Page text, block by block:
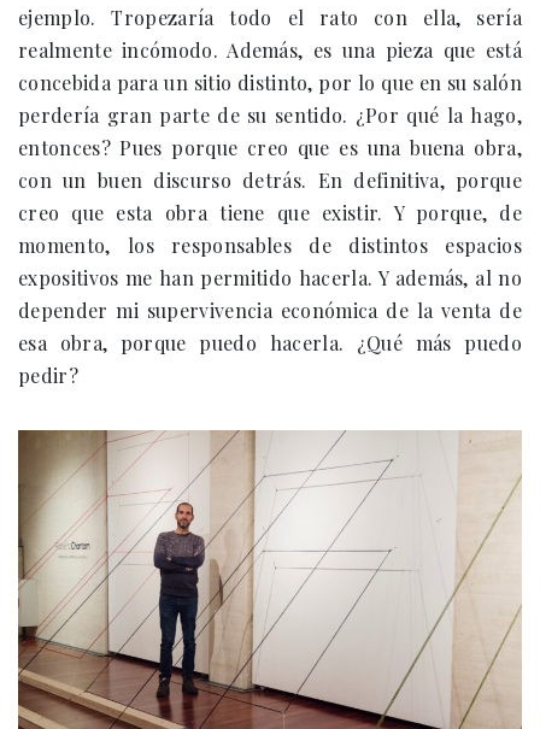
ejemplo. Tropezaría todo el rato con ella, sería
realmente incómodo. Además, es una pieza que está
concebida para un sitio distinto, por lo que en su salón
perdería gran parte de su sentido. ¿Por qué la hago,
entonces? Pues porque creo que es una buena obra,
con un buen discurso detrás. En definitiva, porque
creo que esta obra tiene que existir. Y porque, de
momento, los responsables de distintos espacios
expositivos me han permitido hacerla. Y además, al no
depender mi supervivencia económica de la venta de
esa obra, porque puedo hacerla. ¿Qué más puedo
pedir?